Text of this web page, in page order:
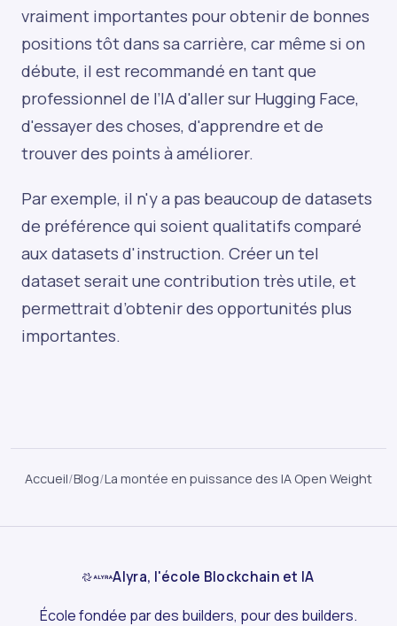
vraiment importantes pour obtenir de bonnes
positions tôt dans sa carrière, car même si on
débute, il est recommandé en tant que
professionnel de l’IA d'aller sur Hugging Face,
d'essayer des choses, d'apprendre et de
trouver des points à améliorer.
Par exemple, il n'y a pas beaucoup de datasets
de préférence qui soient qualitatifs comparé
aux datasets d'instruction. Créer un tel
dataset serait une contribution très utile, et
permettrait d’obtenir des opportunités plus
importantes.
Accueil/Blog/La montée en puissance des IA Open Weight
Alyra, l'école Blockchain et IA
École fondée par des builders, pour des builders.